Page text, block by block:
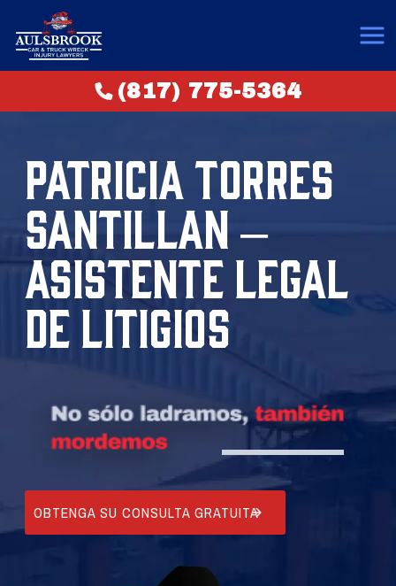
(817) 775-5364
PATRICIA TORRES
SANTILLAN –
ASISTENTE LEGAL
DE LITIGIOS
OBTENGA SU CONSULTA GRATUITA